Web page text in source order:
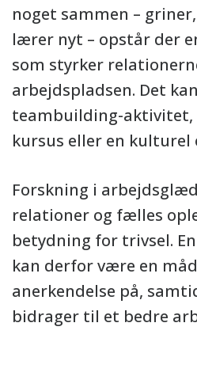
noget sammen –
lærer nyt – opstår der
som styrker
arbejdspladsen. Det
teambuilding-aktivitet,
kursus eller en kulturel
Forskning i
relationer og fælles
betydning for trivsel.
kan derfor være en
anerkendelse på,
bidrager til et bedre